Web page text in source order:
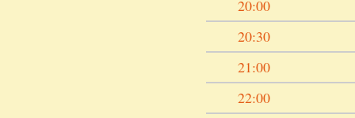
20:00
20:30
21:00
22:00